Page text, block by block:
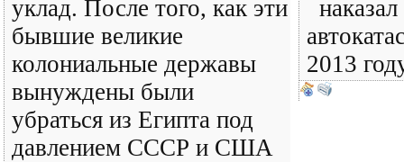
уклад. После того, как эти
бывшие великие
колониальные державы
вынуждены были
убраться из Египта под
давлением СССР и США
2013